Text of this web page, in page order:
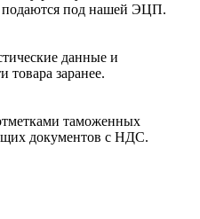
под нашей ЭЦП.
данные и
товара заранее.
таможенных
документов с НДС.